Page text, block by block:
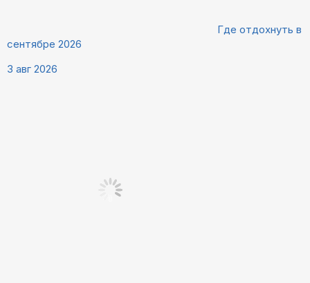
Где отдохнуть в
сентябре 2026
3 авг 2026